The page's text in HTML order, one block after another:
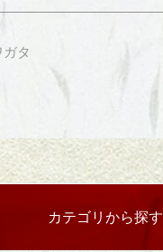
タ
カテゴリから探す